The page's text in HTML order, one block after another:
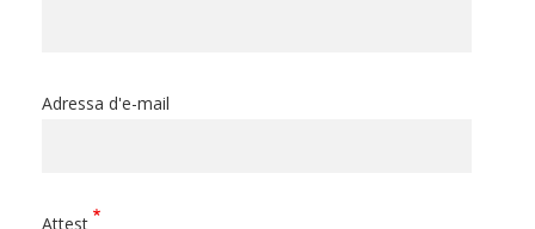
Adressa d'e-mail
Attest